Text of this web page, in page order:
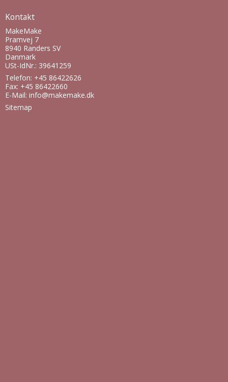
Kontakt
MakeMake
Pramvej 7
8940 Randers SV
Danmark
USt-IdNr.: 39641259
Telefon: +45 86422626
Fax: +45 86422660
E-Mail: info@makemake.dk
Sitemap